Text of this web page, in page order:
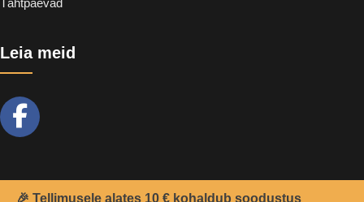
Leia meid
🎉 Tellimusele alates 10 € kohaldub soodustus